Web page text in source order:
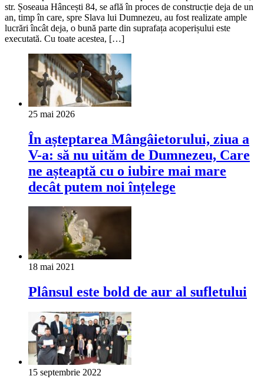
str. Șoseaua Hâncești 84, se află în proces de construcție deja de un
an, timp în care, spre Slava lui Dumnezeu, au fost realizate ample
lucrări încât deja, o bună parte din suprafața acoperișului este
executată. Cu toate acestea, […]
25 mai 2026
În așteptarea Mângâietorului, ziua a
V-a: să nu uităm de Dumnezeu, Care
ne așteaptă cu o iubire mai mare
decât putem noi înțelege
18 mai 2021
Plânsul este bold de aur al sufletului
15 septembrie 2022